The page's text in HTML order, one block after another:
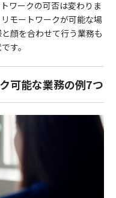
ワークの可否は変わりま
モートワークが可能な場
顔を合わせて行う業務も
す。
可能な業務の例7つ